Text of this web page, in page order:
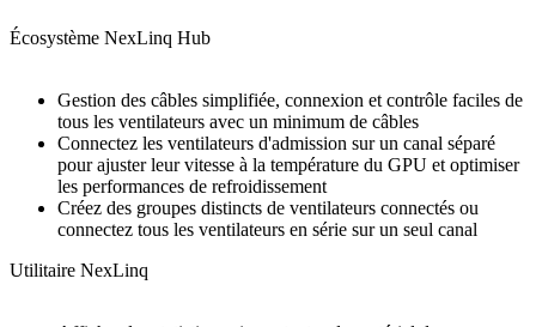
Écosystème NexLinq Hub
Gestion des câbles simplifiée, connexion et contrôle faciles de
tous les ventilateurs avec un minimum de câbles
Connectez les ventilateurs d'admission sur un canal séparé
pour ajuster leur vitesse à la température du GPU et optimiser
les performances de refroidissement
Créez des groupes distincts de ventilateurs connectés ou
connectez tous les ventilateurs en série sur un seul canal
Utilitaire NexLinq